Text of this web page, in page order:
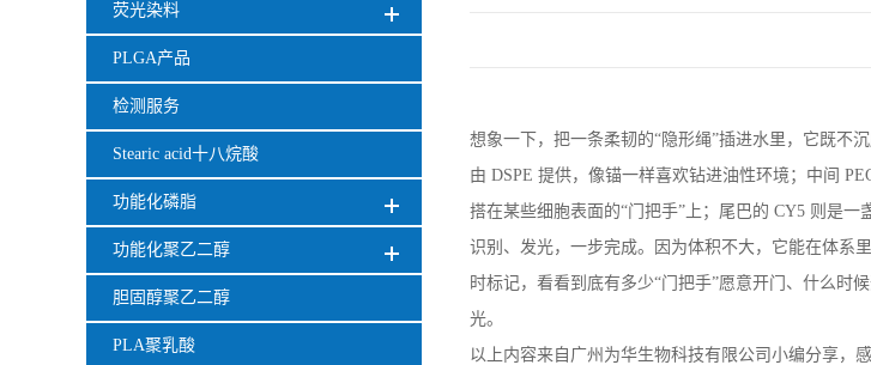
荧光染料
PLGA产品
检测服务
Stearic acid十八烷酸
功能化磷脂
功能化聚乙二醇
胆固醇聚乙二醇
PLA聚乳酸
想象一下，把一条柔韧的“隐形绳”插进水里，它既不
由 DSPE 提供，像锚一样喜欢钻进油性环境；中间
搭在某些细胞表面的“门把手”上；尾巴的 CY5 则是一
识别、发光，一步完成。因为体积不大，它能在体系
时标记，看看到底有多少“门把手”愿意开门、什么时
光。
以上内容来自广州为华生物科技有限公司小编分享，